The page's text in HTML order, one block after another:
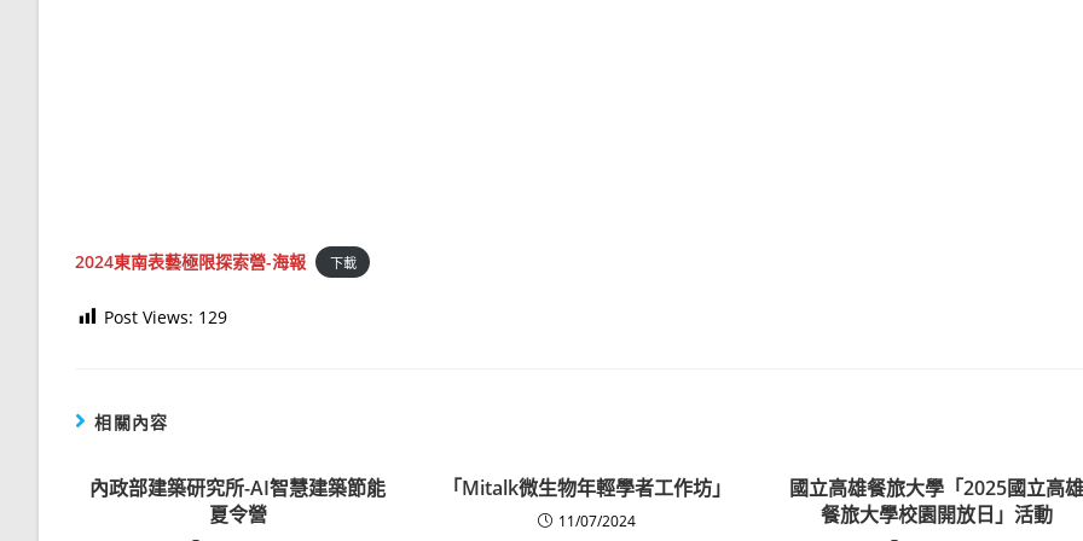
2024東南表藝極限探索營-海報 下載
Post Views: 129
相關內容
內政部建築研究所-AI智慧建築節能
夏令營
「Mitalk微生物年輕學者工作坊」
11/07/2024
國立高雄餐旅大學「2025國立高雄
餐旅大學校園開放日」活動